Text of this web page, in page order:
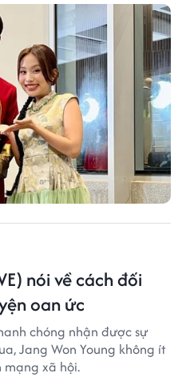
nói về cách đối
oan ức
chóng nhận được sự
Jang Won Young không ít
xã hội.